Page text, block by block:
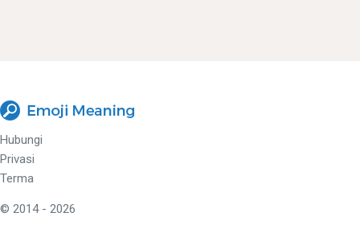
Hubungi
Privasi
Terma
© 2014 - 2026